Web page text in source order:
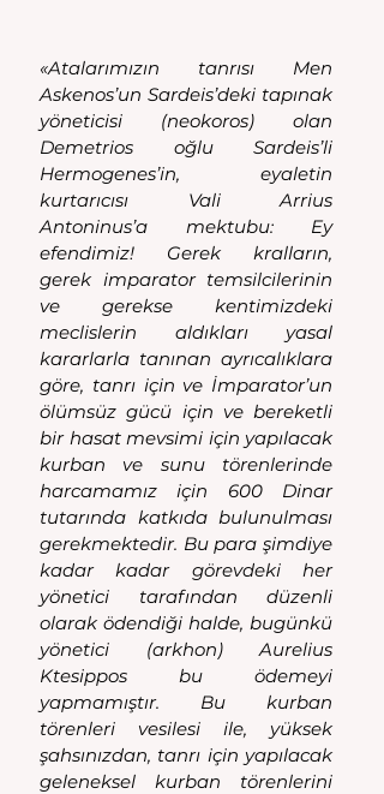
«Atalarımızın tanrısı Men
Askenos’un Sardeis’deki tapınak
yöneticisi (neokoros) olan
Demetrios oğlu Sardeis’li
Hermogenes’in, eyaletin
kurtarıcısı Vali Arrius
Antoninus’a mektubu: Ey
efendimiz! Gerek kralların,
gerek imparator temsilcilerinin
ve gerekse kentimizdeki
meclislerin aldıkları yasal
kararlarla tanınan ayrıcalıklara
göre, tanrı için ve İmparator’un
ölümsüz gücü için ve bereketli
bir hasat mevsimi için yapılacak
kurban ve sunu törenlerinde
harcamamız için 600 Dinar
tutarında katkıda bulunulması
gerekmektedir. Bu para şimdiye
kadar kadar görevdeki her
yönetici tarafından düzenli
olarak ödendiği halde, bugünkü
yönetici (arkhon) Aurelius
Ktesippos bu ödemeyi
yapmamıştır. Bu kurban
törenleri vesilesi ile, yüksek
şahsınızdan, tanrı için yapılacak
geleneksel kurban törenlerini